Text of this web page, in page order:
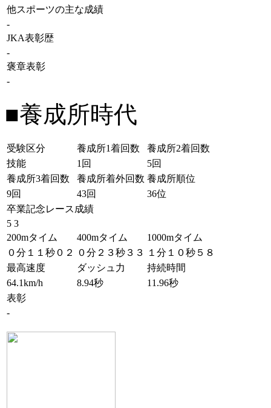
他スポーツの主な成績
-
JKA表彰歴
-
褒章表彰
-
■養成所時代
受験区分 養成所1着回数
養成所2着回数
技能
1回
5回
養成所3着回数
養成所着外回数 養成所順位
9回
43回
36位
卒業記念レース成績
5 3
200mタイム
400mタイム
1000mタイム
０分１１秒０２
０分２３秒３３
１分１０秒５８
最高速度
ダッシュ力
持続時間
64.1km/h
8.94秒
11.96秒
表彰
-